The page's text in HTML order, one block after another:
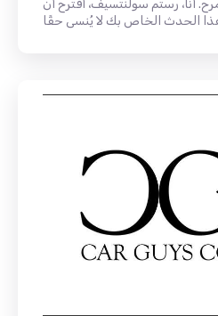
أنا، رستم سولنتسيف، أقترح أن